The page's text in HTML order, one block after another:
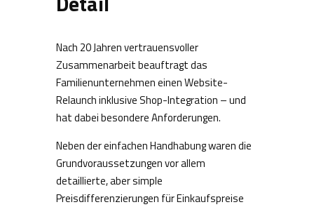
Nach 20 Jahren vertrauensvoller
Zusammenarbeit beauftragt das
Familienunternehmen einen Website-
Relaunch inklusive Shop-Integration – und
hat dabei besondere Anforderungen.
Neben der einfachen Handhabung waren die
Grundvoraussetzungen vor allem
detaillierte, aber simple
Preisdifferenzierungen für Einkaufspreise